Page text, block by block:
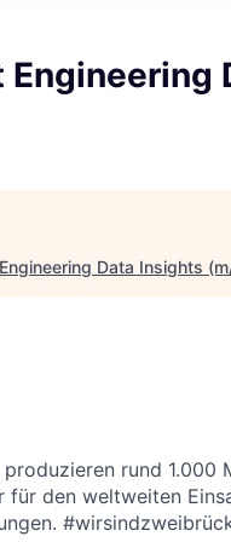
Data Insights
rund 1.000
für den weltweiten